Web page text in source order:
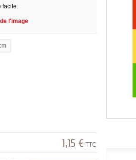
facile.
l'image
1,15 € TTC